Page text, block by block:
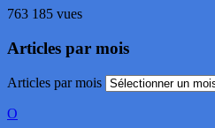
763 185 vues
Articles par mois
Articles par mois
O